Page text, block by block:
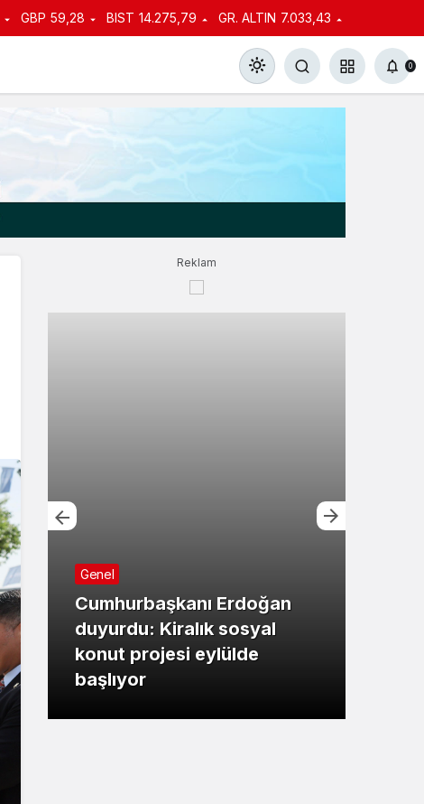
GBP 59,28 BIST 14.275,79 GR. ALTIN 7.033,43
Gündüz Modu
0
Reklam
Genel
Cumhurbaşkanı Erdoğan
duyurdu: Kiralık sosyal
konut projesi eylülde
başlıyor